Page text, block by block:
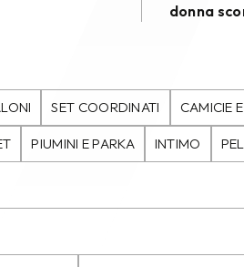
donna
SET COORDINATI CAMICIE
PIUMINI E PARKA INTIMO